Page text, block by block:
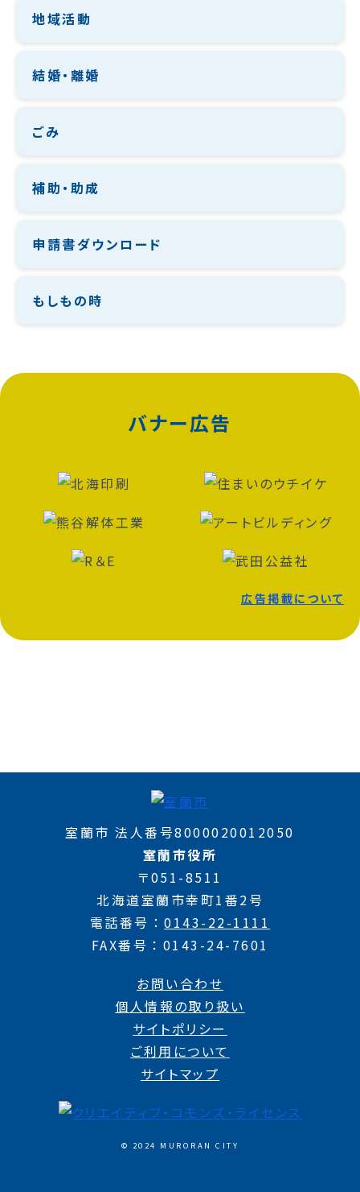
地域活動
結婚・離婚
ごみ
補助・助成
申請書ダウンロード
もしもの時
バナー広告
広告掲載について
室蘭市 法人番号8000020012050
室蘭市役所
〒051-8511
北海道室蘭市幸町1番2号
電話番号
0143-22-1111
FAX番号
0143-24-7601
お問い合わせ
個人情報の取り扱い
サイトポリシー
ご利用について
サイトマップ
© 2024 MURORAN CITY